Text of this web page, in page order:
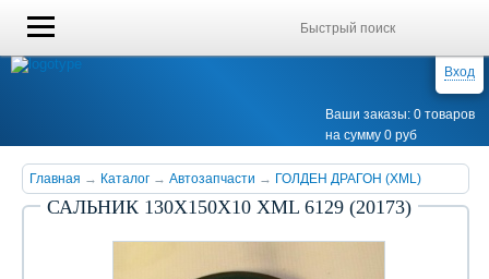
Вход
Ваши заказы: 0 товаров
на сумму 0 руб
Главная → Каталог → Автозапчасти → ГОЛДЕН ДРАГОН (XML)
САЛЬНИК 130Х150Х10 XML 6129 (20173)